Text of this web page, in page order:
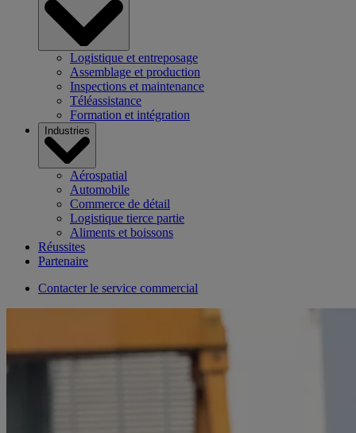
Logistique et entreposage
Assemblage et production
Inspections et maintenance
Téléassistance
Formation et intégration
Industries
Aérospatial
Automobile
Commerce de détail
Logistique tierce partie
Aliments et boissons
Réussites
Partenaire
Contacter le service commercial